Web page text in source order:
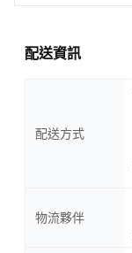
配送資訊
配送方式
物流夥伴